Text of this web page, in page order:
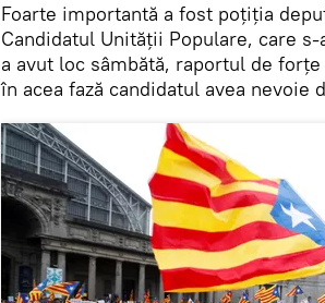
Foarte importantă a fost poțiția
Candidatul Unității Populare, care
a avut loc sâmbătă, raportul de
în acea fază candidatul avea nevoie